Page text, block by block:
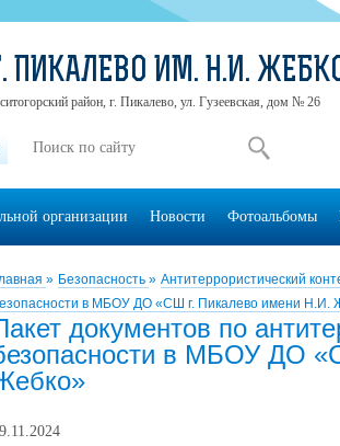
» Безопасность » Антитеррористический
в МБОУ ДО «СШ г. Пикалево имени Н.И.
документов по
в МБОУ ДО
ПИКАЛЕВО ИМ. Н.И.
район, г. Пикалево, ул. Гузеевская, дом № 26
организации Новости Фотоальбомы